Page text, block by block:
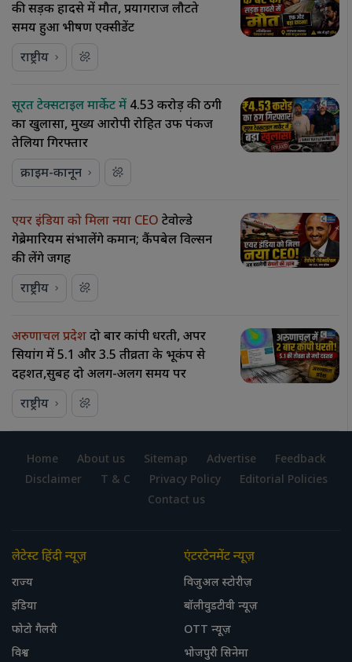
की सड़क हादसे में मौत, प्रयागराज लौटते
समय हुआ भीषण एक्सीडेंट
राष्ट्रीय
सूरत टेक्सटाइल मार्केट में ₹4.53 करोड़ की ठगी
का खुलासा, मुख्य आरोपी रोहित उर्फ पंकज
तेलिया गिरफ्तार
क्राइम-कानून
एयर इंडिया को मिला नया CEO टेवोल्डे
गेब्रेमारियम संभालेंगे कमान; कैंपबेल विल्सन
की लेंगे जगह
राष्ट्रीय
अरुणाचल प्रदेशदो बार कांपी धरती, अपर
सियांग में 5.1 और 3.5 तीव्रता के भूकंप से
दहशत,सुबह दो अलग-अलग समय पर
राष्ट्रीय
Home About us Sitemap Advertise
Feedback
Disclaimer
T & C Privacy Policy
Editorial Policies
Contact us
लेटेस्ट हिंदी न्यूज़
राज्य
इंडिया
फोटो गैलरी
विश्व
एंटरटेनमेंट न्यूज़
विजुअल स्टोरीज़
बॉलीवुडटीवी न्यूज़
OTT न्यूज़
भोजपुरी सिनेमा